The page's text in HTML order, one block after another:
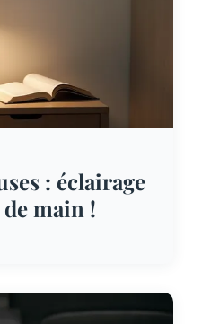
: éclairage
main !